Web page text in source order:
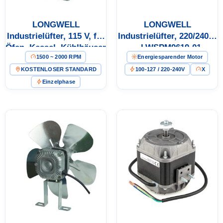
LONGWELL
Industrielüfter, 115 V, für
Öfen, Kessel, Kühlhäuser
1500 ~ 2000 RPM
KOSTENLOSER STANDARD
Einzelphase
LONGWELL
Industrielüfter, 220/240 V
– LWSPM9619-01
Energiesparender Motor
100-127 / 220-240V X
Telefon / WhatsApp
Deine Anforderungen
Modellhilfe anfordern